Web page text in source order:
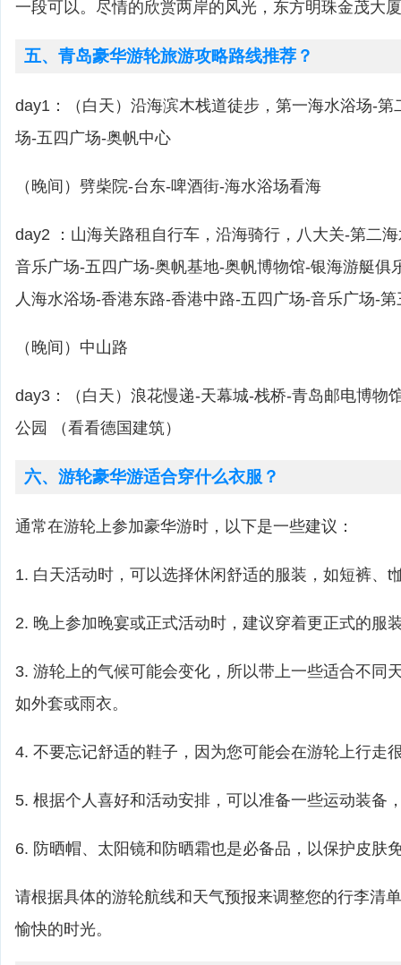
一段可以。尽情的欣赏两岸的风光，东方明珠金茂大
五、青岛豪华游轮旅游攻略路线推荐？
day1：（白天）沿海滨木栈道徒步，第一海水浴场-第
场-五四广场-奥帆中心
（晚间）劈柴院-台东-啤酒街-海水浴场看海
day2 ：山海关路租自行车，沿海骑行，八大关-第二
音乐广场-五四广场-奥帆基地-奥帆博物馆-银海游艇俱
人海水浴场-香港东路-香港中路-五四广场-音乐广场-
（晚间）中山路
day3：（白天）浪花慢递-天幕城-栈桥-青岛邮电博物
公园 （看看德国建筑）
六、游轮豪华游适合穿什么衣服？
通常在游轮上参加豪华游时，以下是一些建议：
1. 白天活动时，可以选择休闲舒适的服装，如短裤、t
2. 晚上参加晚宴或正式活动时，建议穿着更正式的服
3. 游轮上的气候可能会变化，所以带上一些适合不同
如外套或雨衣。
4. 不要忘记舒适的鞋子，因为您可能会在游轮上行走
5. 根据个人喜好和活动安排，可以准备一些运动装备
6. 防晒帽、太阳镜和防晒霜也是必备品，以保护皮肤
请根据具体的游轮航线和天气预报来调整您的行李清
愉快的时光。